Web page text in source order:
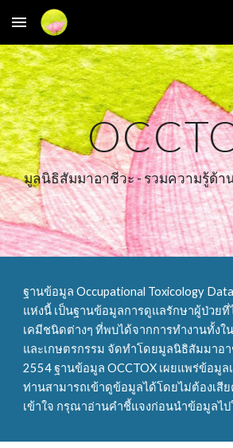
Skip to main content
มูลนิธิสัมมาอาชีวะ - รวมความรู้ด้า
ฐานข้อมูล Occupational Toxicology
แห่งนี้ เป็นฐานข้อมูลการดูแลรักษาผู้ป่วย
เคมีชนิดต่างๆ ที่พบได้จากการทำงานทั้ง
และเกษตรกรรม จัดทำโดยมูลนิธิสัมมาอ
2554 ฐานข้อมูล OCCTOX เผยแพร่ข้อมู
ท่านสามารถเข้าดูข้อมูลได้โดยไม่ต้องเสี
เข้าใจ กรุณาอ่านคำชี้แจงก่อนนำข้อมูลไป